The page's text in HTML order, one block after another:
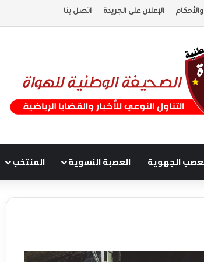
الإعلان على الجريدة اتصل بنا
الجهوية العصبة النسوية المنتخب